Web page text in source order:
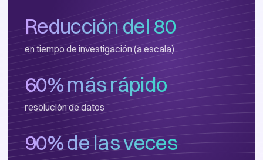
Reducción del 80
en tiempo de investigación (a escala)
60% más rápido
resolución de datos
90% de las veces